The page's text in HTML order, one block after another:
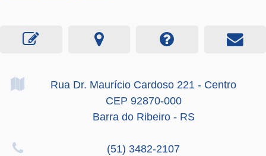
Rua Dr. Maurício Cardoso 221 - Centro
CEP 92870-000
Barra do Ribeiro - RS
(51) 3482-2107